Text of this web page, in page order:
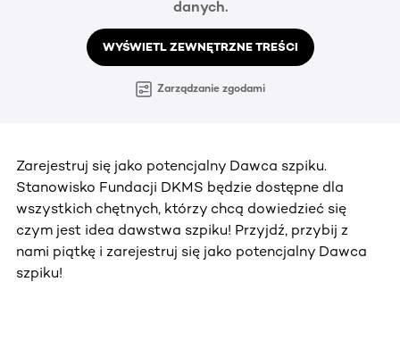
danych.
WYŚWIETL ZEWNĘTRZNE TREŚCI
Zarządzanie zgodami
Zarejestruj się jako potencjalny Dawca szpiku.
Stanowisko Fundacji DKMS będzie dostępne dla
wszystkich chętnych, którzy chcą dowiedzieć się
czym jest idea dawstwa szpiku! Przyjdź, przybij z
nami piątkę i zarejestruj się jako potencjalny Dawca
szpiku!